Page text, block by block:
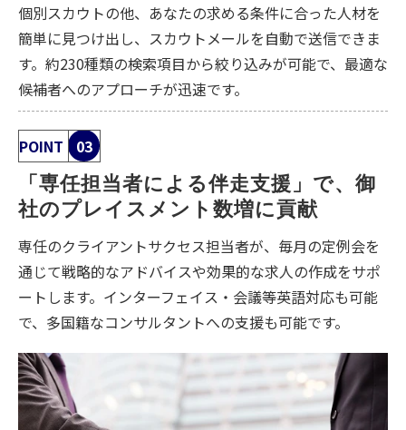
個別スカウトの他、あなたの求める条件に合った人材を
簡単に見つけ出し、スカウトメールを自動で送信できま
す。約230種類の検索項目から絞り込みが可能で、最適な
候補者へのアプローチが迅速です。
POINT 03
「専任担当者による伴走支援」で、御
社のプレイスメント数増に貢献
専任のクライアントサクセス担当者が、毎月の定例会を
通じて戦略的なアドバイスや効果的な求人の作成をサポ
ートします。インターフェイス・会議等英語対応も可能
で、多国籍なコンサルタントへの支援も可能です。